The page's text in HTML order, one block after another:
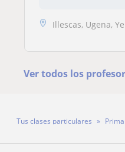
Illescas, Ugena,
Ver todos los
Tus clases particulares